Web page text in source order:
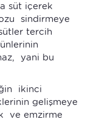
süt içerek
sindirmeye
tercih
yani bu
ikinci
gelişmeye
ve emzirme